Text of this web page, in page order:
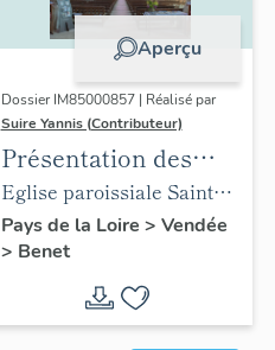
Aperçu
Dossier IM85000857 | Réalisé par
Suire Yannis (Contributeur)
Présentation des
objets mobiliers de
l'église Sainte-
Eulalie de Benet
Eglise paroissiale Sainte-
Eulalie de Benet
Pays de la Loire > Vendée
> Benet